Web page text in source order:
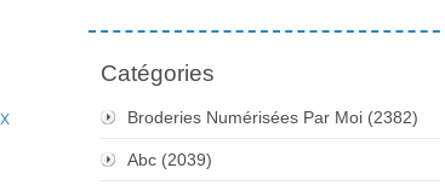
Catégories
Broderies Numérisées Par Moi (2382)
Abc (2039)